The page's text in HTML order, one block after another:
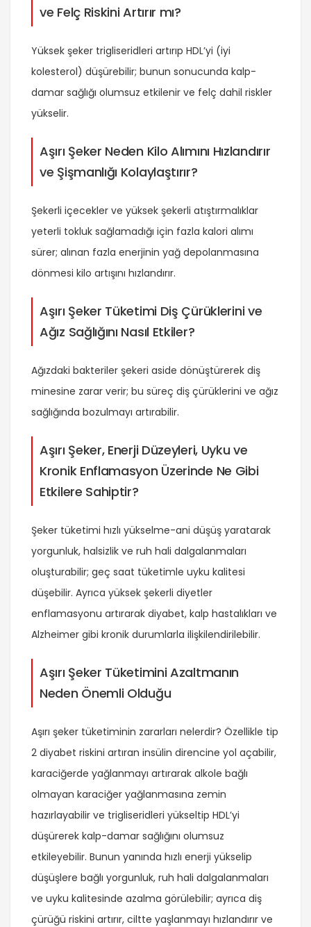
ve Felç Riskini Artırır mı?
Yüksek şeker trigliseridleri artırıp HDL’yi (iyi
kolesterol) düşürebilir; bunun sonucunda kalp-
damar sağlığı olumsuz etkilenir ve felç dahil riskler
yükselir.
Aşırı Şeker Neden Kilo Alımını Hızlandırır
ve Şişmanlığı Kolaylaştırır?
Şekerli içecekler ve yüksek şekerli atıştırmalıklar
yeterli tokluk sağlamadığı için fazla kalori alımı
sürer; alınan fazla enerjinin yağ depolanmasına
dönmesi kilo artışını hızlandırır.
Aşırı Şeker Tüketimi Diş Çürüklerini ve
Ağız Sağlığını Nasıl Etkiler?
Ağızdaki bakteriler şekeri aside dönüştürerek diş
minesine zarar verir; bu süreç diş çürüklerini ve ağız
sağlığında bozulmayı artırabilir.
Aşırı Şeker, Enerji Düzeyleri, Uyku ve
Kronik Enflamasyon Üzerinde Ne Gibi
Etkilere Sahiptir?
Şeker tüketimi hızlı yükselme-ani düşüş yaratarak
yorgunluk, halsizlik ve ruh hali dalgalanmaları
oluşturabilir; geç saat tüketimle uyku kalitesi
düşebilir. Ayrıca yüksek şekerli diyetler
enflamasyonu artırarak diyabet, kalp hastalıkları ve
Alzheimer gibi kronik durumlarla ilişkilendirilebilir.
Aşırı Şeker Tüketimini Azaltmanın
Neden Önemli Olduğu
Aşırı şeker tüketiminin zararları nelerdir? Özellikle tip
2 diyabet riskini artıran insülin direncine yol açabilir,
karaciğerde yağlanmayı artırarak alkole bağlı
olmayan karaciğer yağlanmasına zemin
hazırlayabilir ve trigliseridleri yükseltip HDL’yi
düşürerek kalp-damar sağlığını olumsuz
etkileyebilir. Bunun yanında hızlı enerji yükselip
düşüşlere bağlı yorgunluk, ruh hali dalgalanmaları
ve uyku kalitesinde azalma görülebilir; ayrıca diş
çürüğü riskini artırır, ciltte yaşlanmayı hızlandırır ve